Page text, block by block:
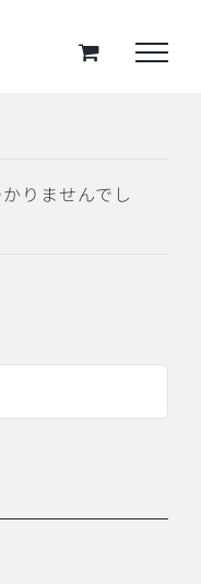
りませんでし